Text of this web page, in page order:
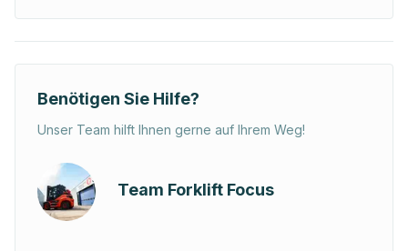
Benötigen Sie Hilfe?
Unser Team hilft Ihnen gerne auf Ihrem Weg!
Team Forklift Focus